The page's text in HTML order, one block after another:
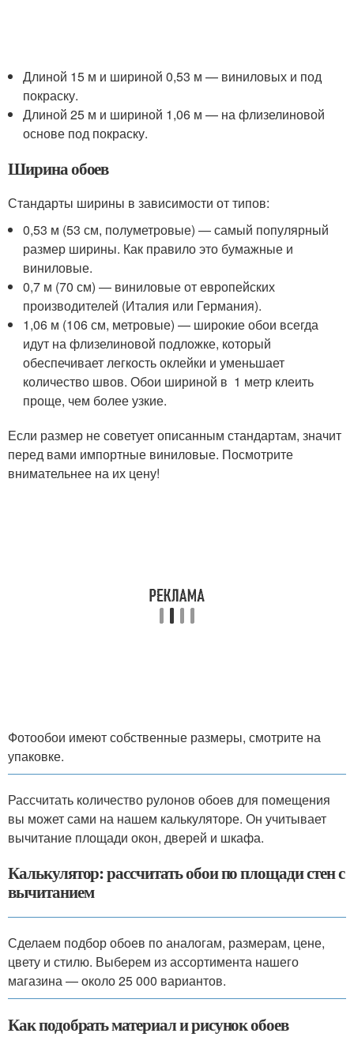
Длиной 15 м и шириной 0,53 м — виниловых и под
покраску.
Длиной 25 м и шириной 1,06 м — на флизелиновой
основе под покраску.
Ширина обоев
Стандарты ширины в зависимости от типов:
0,53 м (53 см, полуметровые) — самый популярный
размер ширины. Как правило это бумажные и
виниловые.
0,7 м (70 см) — виниловые от европейских
производителей (Италия или Германия).
1,06 м (106 см, метровые) — широкие обои всегда
идут на флизелиновой подложке, который
обеспечивает легкость оклейки и уменьшает
количество швов. Обои шириной в 1 метр клеить
проще, чем более узкие.
Если размер не советует описанным стандартам, значит
перед вами импортные виниловые. Посмотрите
внимательнее на их цену!
Фотообои имеют собственные размеры, смотрите на
упаковке.
Рассчитать количество рулонов обоев для помещения
вы может сами на нашем калькуляторе. Он учитывает
вычитание площади окон, дверей и шкафа.
Калькулятор: рассчитать обои по площади стен с
вычитанием
Сделаем подбор обоев по аналогам, размерам, цене,
цвету и стилю. Выберем из ассортимента нашего
магазина — около 25 000 вариантов.
Как подобрать материал и рисунок обоев